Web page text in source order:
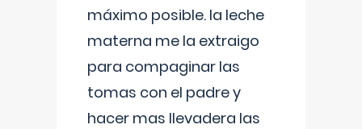
máximo posible. la leche
materna me la extraigo
para compaginar las
tomas con el padre y
hacer mas llevadera las